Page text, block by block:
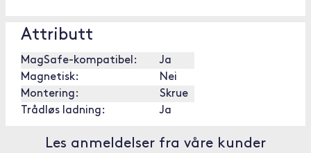
Attributt
MagSafe-kompatibel:
Ja
Magnetisk:
Nei
Montering:
Skrue
Trådløs ladning:
Ja
Les anmeldelser fra våre kunder